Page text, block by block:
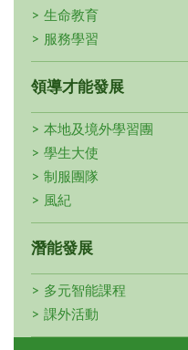
生命教育
服務學習
領導才能發展
本地及境外學習團
學生大使
制服團隊
風紀
潛能發展
多元智能課程
課外活動